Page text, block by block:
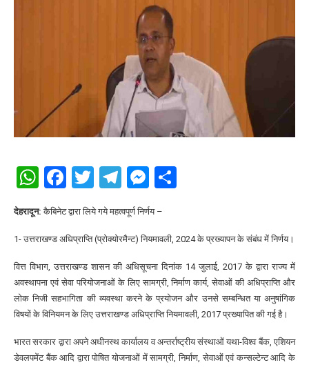
WhatsApp
Facebook
Twitter
Telegram
Messenger
देहरादून: कैबिनेट द्वारा लिये गये महत्वपूर्ण निर्णय –
1- उत्तराखण्ड अधिप्राप्ति (प्रोक्योरमैन्ट) नियमावली, 2024 के प्रख्यापन के संबंध में निर्णय।
वित्त विभाग, उत्तराखण्ड शासन की अधिसूचना दिनांक 14 जुलाई, 2017 के द्वारा राज्य में
अवस्थापना एवं सेवा परियोजनाओं के लिए सामग्री, निर्माण कार्य, सेवाओं की अधिप्राप्ति और
लोक निजी सहभागिता की व्यवस्था करने के प्रयोजन और उनसे सम्बन्धित या अनुषांगिक
विषयों के विनियमन के लिए उत्तराखण्ड अधिप्राप्ति नियमावली, 2017 प्रख्यापित की गई है।
भारत सरकार द्वारा अपने अधीनस्थ कार्यालय व अन्तर्राष्ट्रीय संस्थाओं यथा-विश्व बैंक, एशियन
डेवलपमेंट बैंक आदि द्वारा पोषित योजनाओं में सामग्री, निर्माण, सेवाओं एवं कन्सल्टेन्ट आदि के